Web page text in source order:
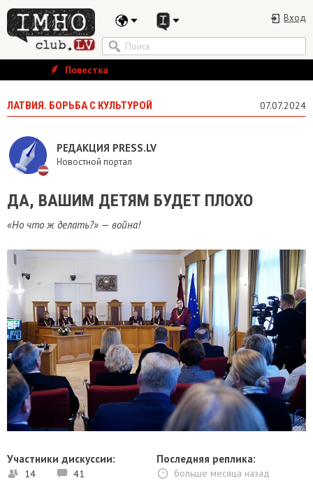
Вход
Повестка
ЛАТВИЯ. БОРЬБА С КУЛЬТУРОЙ 07.07.2024
РЕДАКЦИЯ PRESS.LV
Новостной портал
ДА, ВАШИМ ДЕТЯМ БУДЕТ ПЛОХО
«Но что ж делать?» — война!
Участники дискуссии:
14 41
Последняя реплика:
больше месяца назад